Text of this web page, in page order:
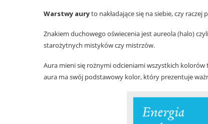
Warstwy auryto nakładające się na siebie, czy raczej
Znakiem duchowego oświecenia jest aureola (halo)
starożytnych mistyków czy mistrzów.
Aura mieni się rożnymi odcieniami wszystkich kolorów
aura ma swój podstawowy kolor, który prezentuje